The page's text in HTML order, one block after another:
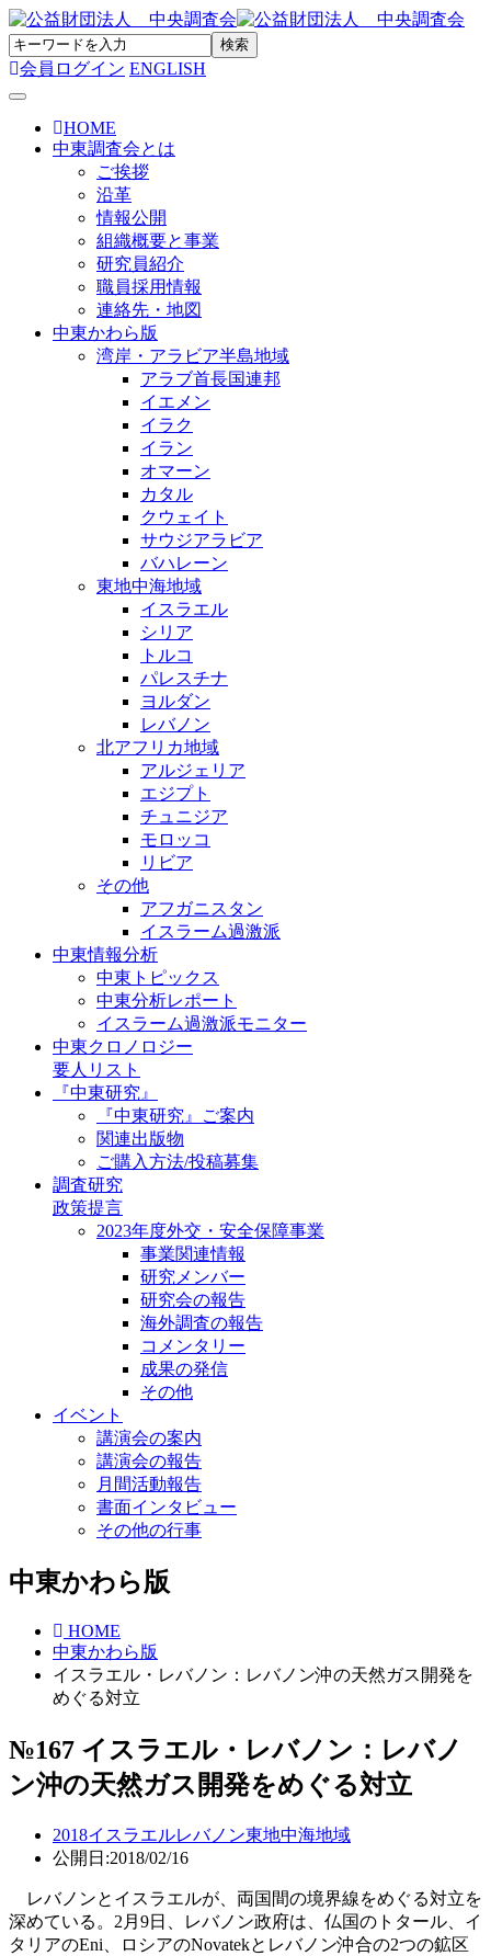
会員ログイン ENGLISH
Toggle navigation
HOME
中東調査会とは
ご挨拶
沿革
情報公開
組織概要と事業
研究員紹介
職員採用情報
連絡先・地図
中東かわら版
湾岸・アラビア半島地域
アラブ首長国連邦
イエメン
イラク
イラン
オマーン
カタル
クウェイト
サウジアラビア
バハレーン
東地中海地域
イスラエル
シリア
トルコ
パレスチナ
ヨルダン
レバノン
北アフリカ地域
アルジェリア
エジプト
チュニジア
モロッコ
リビア
その他
アフガニスタン
イスラーム過激派
中東情報分析
中東トピックス
中東分析レポート
イスラーム過激派モニター
中東クロノロジー
要人リスト
『中東研究』
『中東研究』ご案内
関連出版物
ご購入方法/投稿募集
調査研究
政策提言
2023年度外交・安全保障事業
事業関連情報
研究メンバー
研究会の報告
海外調査の報告
コメンタリー
成果の発信
その他
イベント
講演会の案内
講演会の報告
月間活動報告
書面インタビュー
その他の行事
中東かわら版
HOME
中東かわら版
イスラエル・レバノン：レバノン沖の天然ガス開発を
めぐる対立
№167 イスラエル・レバノン：レバノ
ン沖の天然ガス開発をめぐる対立
2018イスラエルレバノン東地中海地域
公開日:2018/02/16
レバノンとイスラエルが、両国間の境界線をめぐる対立を
深めている。2月9日、レバノン政府は、仏国のトタール、イ
タリアのEni、ロシアのNovatekとレバノン沖合の2つの鉱区